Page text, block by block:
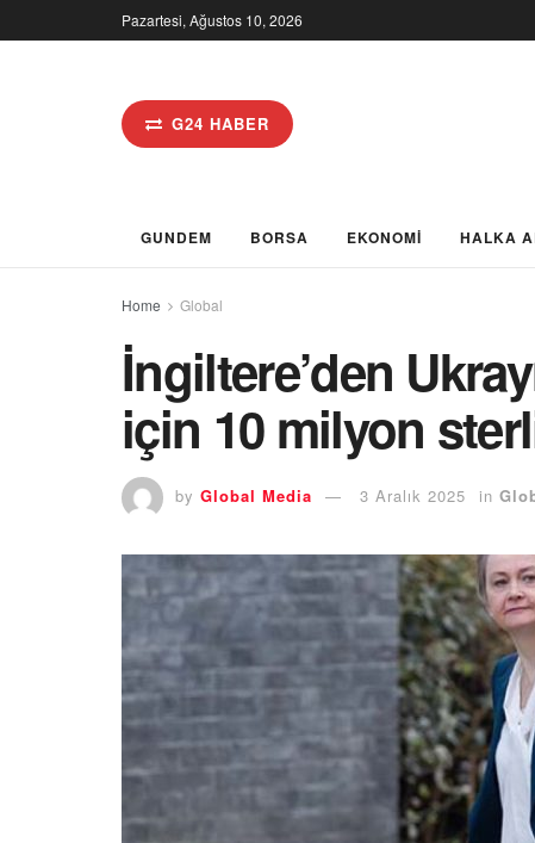
Pazartesi, Ağustos 10, 2026
G24 HABER
GUNDEM BORSA EKONOMİ HALKA
Home Global
İngiltere’den
için 10 milyon
by Global Media 3 Aralık 2025 in